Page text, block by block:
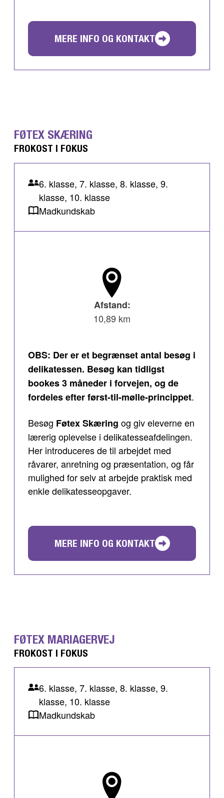
MERE INFO OG KONTAKT
FØTEX SKÆRING
FROKOST I FOKUS
6. klasse, 7. klasse, 8. klasse, 9.
klasse, 10. klasse
Madkundskab
Afstand:
10,89 km
OBS: Der er et begrænset antal besøg i
delikatessen. Besøg kan tidligst
bookes 3 måneder i forvejen, og de
fordeles efter først-til-mølle-princippet.
Besøg Føtex Skæring og giv eleverne en
lærerig oplevelse i delikatesseafdelingen.
Her introduceres de til arbejdet med
råvarer, anretning og præsentation, og får
mulighed for selv at arbejde praktisk med
enkle delikatesseopgaver.
MERE INFO OG KONTAKT
FØTEX MARIAGERVEJ
FROKOST I FOKUS
6. klasse, 7. klasse, 8. klasse, 9.
klasse, 10. klasse
Madkundskab